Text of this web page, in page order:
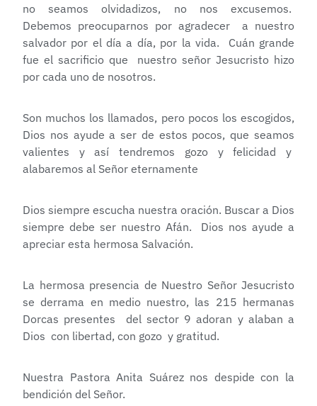
no seamos olvidadizos, no nos excusemos.
Debemos preocuparnos por agradecer a nuestro
salvador por el día a día, por la vida. Cuán grande
fue el sacrificio que nuestro señor Jesucristo hizo
por cada uno de nosotros.
Son muchos los llamados, pero pocos los escogidos,
Dios nos ayude a ser de estos pocos, que seamos
valientes y así tendremos gozo y felicidad y
alabaremos al Señor eternamente
Dios siempre escucha nuestra oración. Buscar a Dios
siempre debe ser nuestro Afán. Dios nos ayude a
apreciar esta hermosa Salvación.
La hermosa presencia de Nuestro Señor Jesucristo
se derrama en medio nuestro, las 215 hermanas
Dorcas presentes del sector 9 adoran y alaban a
Dios con libertad, con gozo y gratitud.
Nuestra Pastora Anita Suárez nos despide con la
bendición del Señor.